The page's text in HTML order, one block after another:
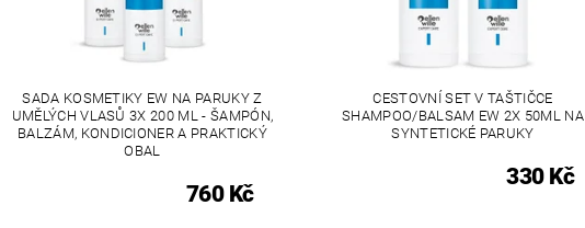
SADA KOSMETIKY EW NA PARUKY Z
UMĚLÝCH VLASŮ 3X 200 ML - ŠAMPÓN,
BALZÁM, KONDICIONER A PRAKTICKÝ
OBAL
760 Kč
CESTOVNÍ SET V TAŠTIČCE
SHAMPOO/BALSAM EW 2X 50ML NA
SYNTETICKÉ PARUKY
330 Kč